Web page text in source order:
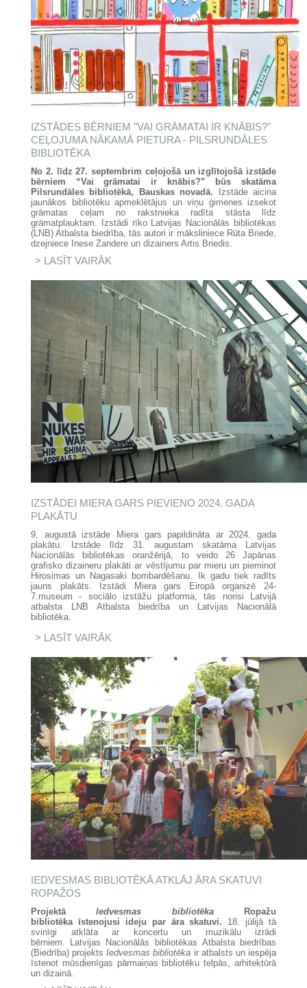
IZSTĀDES BĒRNIEM "VAI GRĀMATAI IR KNĀBIS?"
CEĻOJUMA NĀKAMĀ PIETURA - PILSRUNDĀLES
BIBLIOTĒKA
No 2. līdz 27. septembrim ceļojošā un izglītojošā izstāde
bērniem “Vai grāmatai ir knābis?”
būs skatāma
Pilsrundāles bibliotēkā, Bauskas novadā.
Izstāde aicina
jaunākos bibliotēku apmeklētājus un viņu ģimenes izsekot
grāmatas ceļam no rakstnieka radīta stāsta līdz
grāmatplauktam. Izstādi rīko Latvijas Nacionālās bibliotēkas
(LNB) Atbalsta biedrība, tās autori ir māksliniece Rūta Briede,
dzejniece Inese Zandere un dizainers Artis Briedis.
LASĪT VAIRĀK
CEĻOJUMA NĀKAMĀ PIETURA -
PILSRUNDĀLES BIBLIOTĒKA
IZSTĀDEI MIERA GARS PIEVIENO 2024. GADA
PLAKĀTU
9. augustā izstāde Miera gars papildināta ar 2024. gada
plakātu. Izstāde līdz 31. augustam skatāma Latvijas
Nacionālās bibliotēkas oranžērijā, to veido 26 Japānas
grafisko dizaineru plakāti ar vēstījumu par mieru un pieminot
Hirosimas un Nagasaki bombardēšanu. Ik gadu tiek radīts
jauns plakāts. Izstādi Miera gars Eiropā organizē 24-
7.museum - sociālo izstāžu platforma, tās norisi Latvijā
atbalsta LNB Atbalsta biedrība un Latvijas Nacionālā
bibliotēka.
LASĪT VAIRĀK
IEDVESMAS BIBLIOTĒKĀ ATKLĀJ ĀRA SKATUVI
ROPAŽOS
ProjektāIedvesmas bibliotēka
Ropažu
bibliotēka īstenojusi ideju par āra skatuvi. 18. jūlijā tā
svinīgi atklāta ar koncertu un muzikālu izrādi
bērniem. Latvijas Nacionālās bibliotēkas Atbalsta biedrības
(Biedrība) projekts Iedvesmas bibliotēka ir atbalsts un iespēja
īstenot mūsdienīgas pārmaiņas bibliotēku telpās, arhitektūrā
un dizainā.